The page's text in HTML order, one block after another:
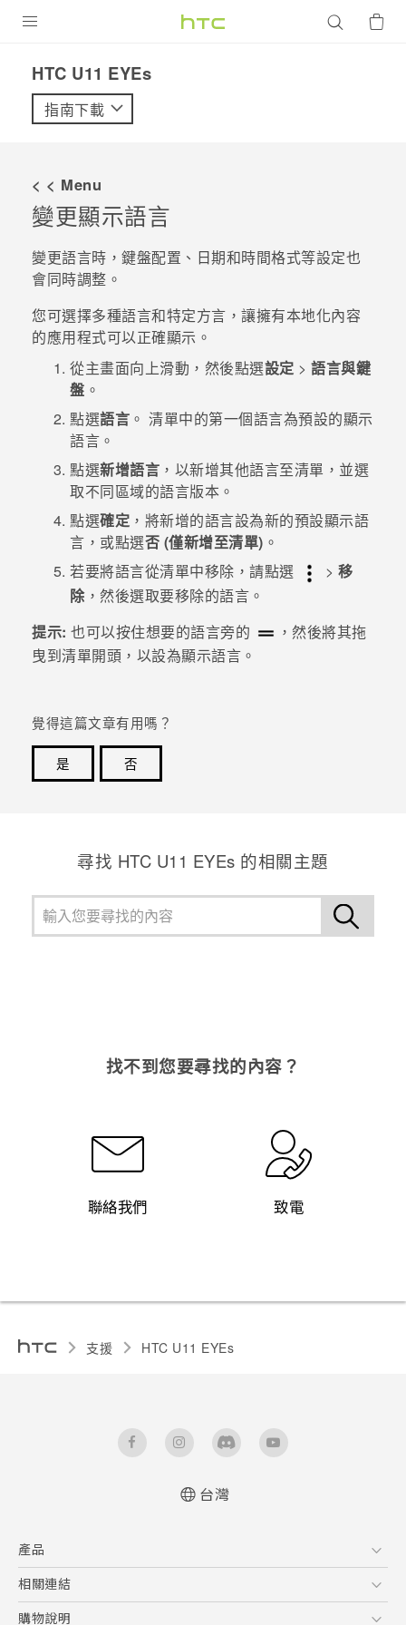
VIVE
配件
優惠專區
焦點訊息
企業採購
銷售門市
銷售通路
支援服務
HTC U11 EYEs‎
指南下載
< < Menu
變更顯示語言
變更語言時，鍵盤配置、日期和時間格式等設定也
會同時調整。
您可選擇多種語言和特定方言，讓擁有本地化內容
的應用程式可以正確顯示。
從主畫面向上滑動，然後點選設定 > 語言與鍵
盤 。
點選語言 。 清單中的第一個語言為預設的顯示
語言。
點選新增語言 ，以新增其他語言至清單，並選
取不同區域的語言版本。
點選確定 ，將新增的語言設為新的預設顯示語
言，或點選否 (僅新增至清單) 。
若要將語言從清單中移除，請點選
> 移
除，然後選取要移除的語言。
提示: 也可以按住想要的語言旁的
，然後將其拖
曳到清單開頭，以設為顯示語言。
覺得這篇文章有用嗎？
是
否
尋找 HTC U11 EYEs 的相關主題
找不到您要尋找的內容？
聯絡我們 致電
支援 HTC U11 EYEs‎
台灣
產品
5G
智慧型手機
相關連結
HTC Research
購物說明